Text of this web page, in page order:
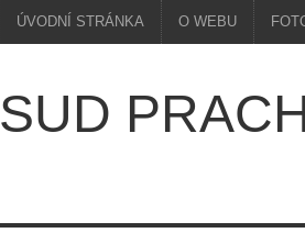
ÚVODNÍ STRÁNKA O WEBU
SUD